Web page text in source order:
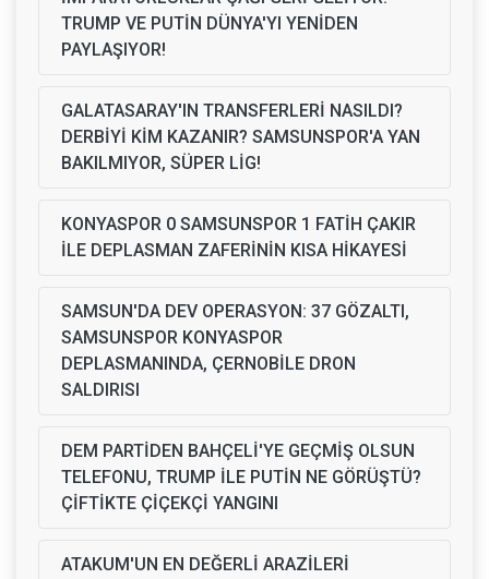
TRUMP VE PUTİN DÜNYA'YI YENİDEN
PAYLAŞIYOR!
GALATASARAY'IN TRANSFERLERİ NASILDI?
DERBİYİ KİM KAZANIR? SAMSUNSPOR'A YAN
BAKILMIYOR, SÜPER LİG!
KONYASPOR 0 SAMSUNSPOR 1 FATİH ÇAKIR
İLE DEPLASMAN ZAFERİNİN KISA HİKAYESİ
SAMSUN'DA DEV OPERASYON: 37 GÖZALTI,
SAMSUNSPOR KONYASPOR
DEPLASMANINDA, ÇERNOBİLE DRON
SALDIRISI
DEM PARTİDEN BAHÇELİ'YE GEÇMİŞ OLSUN
TELEFONU, TRUMP İLE PUTİN NE GÖRÜŞTÜ?
ÇİFTİKTE ÇİÇEKÇİ YANGINI
ATAKUM'UN EN DEĞERLİ ARAZİLERİ